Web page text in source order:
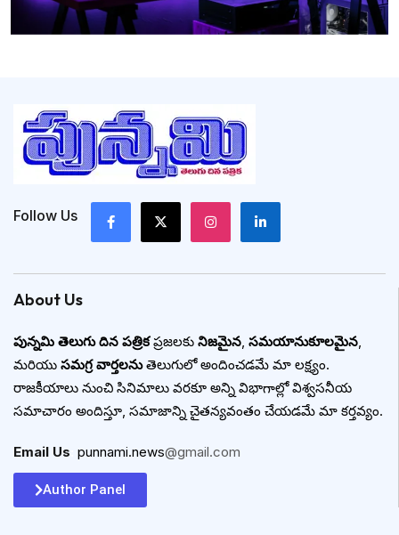
Follow Us
About Us
పున్నమి తెలుగు దిన పత్రికప్రజలకు నిజమైన, సమయానుకూలమైన,
మరియు సమగ్ర వార్తలనుతెలుగులో అందించడమే మా లక్ష్యం.
రాజకీయాలు నుంచి సినిమాలు వరకూ అన్ని విభాగాల్లో విశ్వసనీయ
సమాచారం అందిస్తూ, సమాజాన్ని చైతన్యవంతం చేయడమే మా కర్తవ్యం.
Email Us punnami.news@gmail.com
Author Panel